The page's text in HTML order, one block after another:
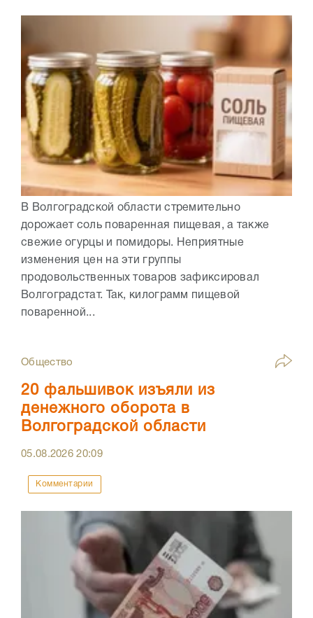
В Волгоградской области стремительно
дорожает соль поваренная пищевая, а также
свежие огурцы и помидоры. Неприятные
изменения цен на эти группы
продовольственных товаров зафиксировал
Волгоградстат. Так, килограмм пищевой
поваренной...
Общество
20 фальшивок изъяли из
денежного оборота в
Волгоградской области
05.08.202620:09
Комментарии